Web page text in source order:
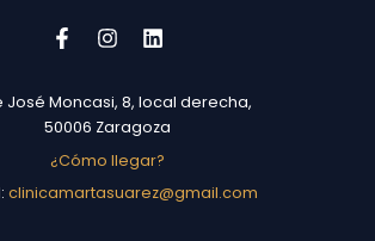
José Moncasi, 8, local derecha,
50006 Zaragoza
¿Cómo llegar?
clinicamartasuarez@gmail.com